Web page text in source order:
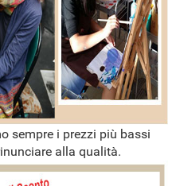
sempre i prezzi più bassi
alla qualità.